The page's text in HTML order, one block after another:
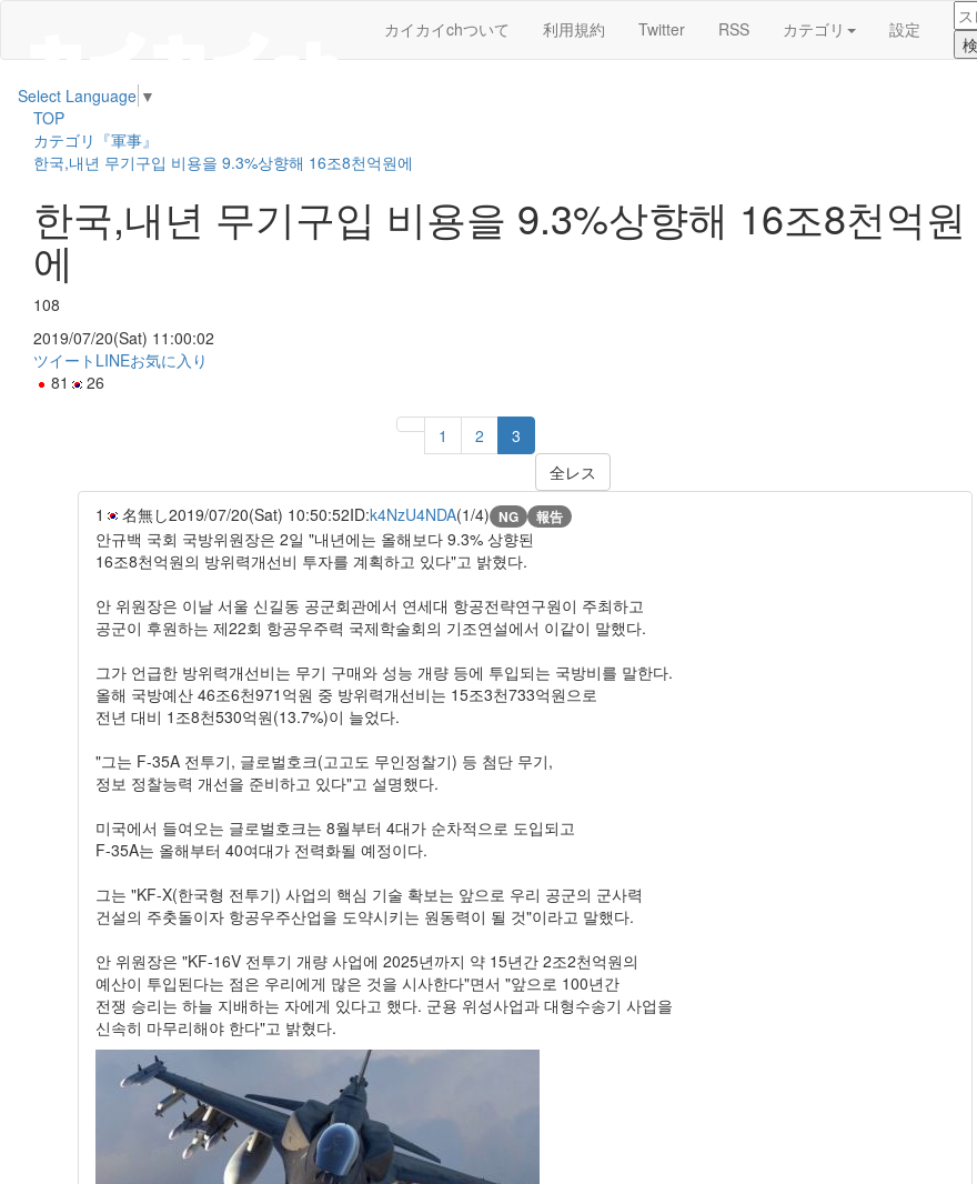
カイカイchついて 利用規約 Twitter RSS カテゴリ 設定
Select Language ▼
TOP
カテゴリ『軍事』
한국,내년 무기구입 비용을 9.3%상향해 16조8천억원에
한국,내년 무기구입 비용을 9.3%상향해 16조8천억원
에
108
2019/07/20(Sat) 11:00:02
ツイート LINEお気に入り
81
26
1 2
3
全レス
1
名無し2019/07/20(Sat) 10:50:52ID:k4NzU4NDA(1/4) NG 報告
안규백 국회 국방위원장은 2일 "내년에는 올해보다 9.3% 상향된
16조8천억원의 방위력개선비 투자를 계획하고 있다"고 밝혔다.
안 위원장은 이날 서울 신길동 공군회관에서 연세대 항공전략연구원이 주최하고
공군이 후원하는 제22회 항공우주력 국제학술회의 기조연설에서 이같이 말했다.
그가 언급한 방위력개선비는 무기 구매와 성능 개량 등에 투입되는 국방비를 말한다.
올해 국방예산 46조6천971억원 중 방위력개선비는 15조3천733억원으로
전년 대비 1조8천530억원(13.7%)이 늘었다.
"그는 F-35A 전투기, 글로벌호크(고고도 무인정찰기) 등 첨단 무기,
정보 정찰능력 개선을 준비하고 있다"고 설명했다.
미국에서 들여오는 글로벌호크는 8월부터 4대가 순차적으로 도입되고
F-35A는 올해부터 40여대가 전력화될 예정이다.
그는 "KF-X(한국형 전투기) 사업의 핵심 기술 확보는 앞으로 우리 공군의 군사력
건설의 주춧돌이자 항공우주산업을 도약시키는 원동력이 될 것"이라고 말했다.
안 위원장은 "KF-16V 전투기 개량 사업에 2025년까지 약 15년간 2조2천억원의
예산이 투입된다는 점은 우리에게 많은 것을 시사한다"면서 "앞으로 100년간
전쟁 승리는 하늘 지배하는 자에게 있다고 했다. 군용 위성사업과 대형수송기 사업을
신속히 마무리해야 한다"고 밝혔다.